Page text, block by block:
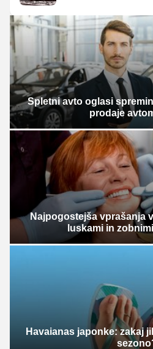
Spletni avto oglasi
prodaje
Najpogostejša vprašanja
luskami in
Havaianas japonke: zakaj